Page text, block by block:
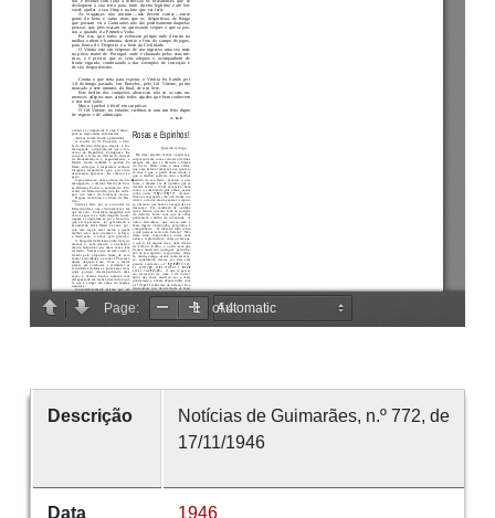
Descrição
Notícias de Guimarães, n.º 772, de
17/11/1946
Data 1946